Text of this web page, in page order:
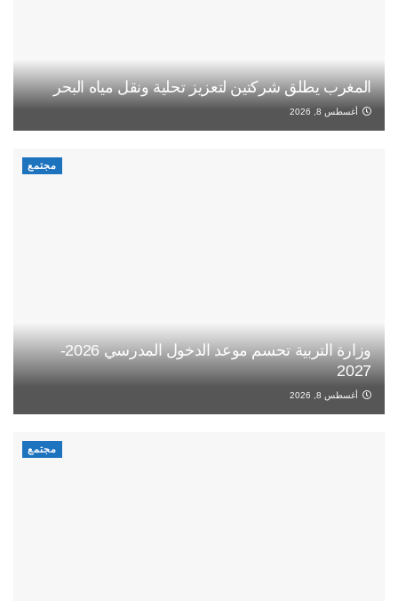
المغرب يطلق شركتين لتعزيز تحلية ونقل مياه البحر
أغسطس 8, 2026
مجتمع
وزارة التربية تحسم موعد الدخول المدرسي 2026-
2027
أغسطس 8, 2026
مجتمع